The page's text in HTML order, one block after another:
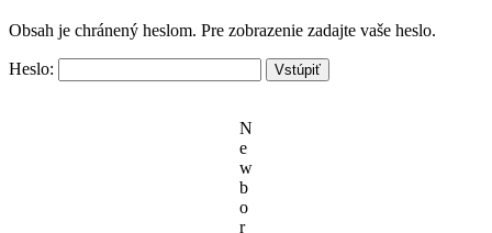
Obsah je chránený heslom. Pre zobrazenie zadajte vaše heslo.
Heslo:
N
e
w
b
o
r